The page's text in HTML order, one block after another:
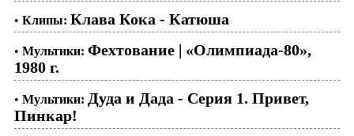
• Клипы: Клава Кока - Катюша
• Мультики: Фехтование | «Олимпиада-80»,
1980 г.
• Мультики: Дуда и Дада - Серия 1. Привет,
Пинкар!